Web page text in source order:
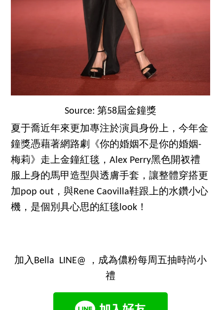
Source: 第58屆金鐘獎
夏于喬近年來更加專注於演員身份上，今年金
鐘獎憑藉著網路劇《你的婚姻不是你的婚姻-
梅莉》走上金鐘紅毯，Alex Perry黑色開衩禮
服上身的馬甲造型與透膚手套，讓整體穿搭更
加pop out，與Rene Caovilla鞋跟上的水鑽小心
機，是個別具心思的紅毯look！
加入Bella LINE@ ，成為儂粉每周五抽時尚小
禮